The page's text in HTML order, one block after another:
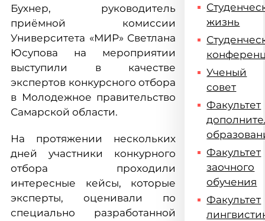
Бухнер, руководитель
приёмной комиссии
Университета «МИР» Светлана
Юсупова на мероприятии
выступили в качестве
экспертов конкурсного отбора
в Молодежное правительство
Самарской области.
На протяжении нескольких
дней участники конкурного
отбора проходили
интересные кейсы, которые
эксперты, оценивали по
специально разработанной
жизнь
Ученый
совет
Факультет
Факультет
заочного
обучения
Факультет